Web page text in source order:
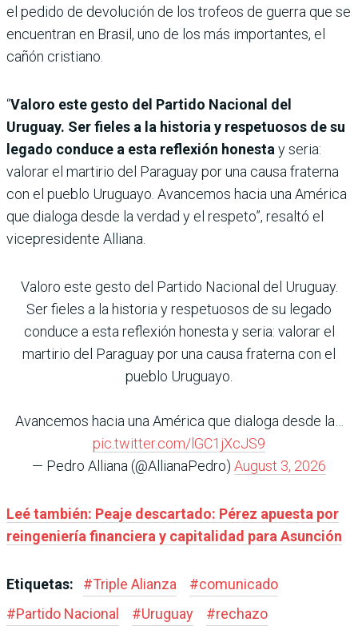
el pedido de devolución de los trofeos de guerra que se
encuentran en Brasil, uno de los más importantes, el
cañón cristiano.
“Valoro este gesto del Partido Nacional del
Uruguay. Ser fieles a la historia y respetuosos de su
legado conduce a esta reflexión honestay seria:
valorar el martirio del Paraguay por una causa fraterna
con el pueblo Uruguayo. Avancemos hacia una América
que dialoga desde la verdad y el respeto”, resaltó el
vicepresidente Alliana.
Valoro este gesto del Partido Nacional del Uruguay.
Ser fieles a la historia y respetuosos de su legado
conduce a esta reflexión honesta y seria: valorar el
martirio del Paraguay por una causa fraterna con el
pueblo Uruguayo.
Avancemos hacia una América que dialoga desde la…
pic.twitter.com/lGC1jXcJS9
— Pedro Alliana (@AllianaPedro) August 3, 2026
Leé también: Peaje descartado: Pérez apuesta por
reingeniería financiera y capitalidad para Asunción
Etiquetas: #Triple Alianza #comunicado
#Partido Nacional #Uruguay #rechazo